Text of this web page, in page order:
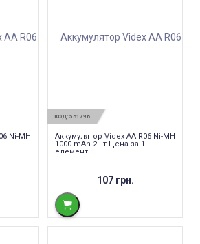
Ni-MH
КОД: 561796
Аккумулятор Videx AA R06 Ni-MH
1000 mAh 2шт Цена за 1
елемент
107 грн.